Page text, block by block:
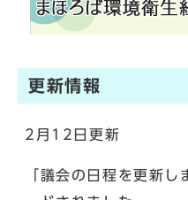
更新情報
2月12日更新
「議会の日程を更新